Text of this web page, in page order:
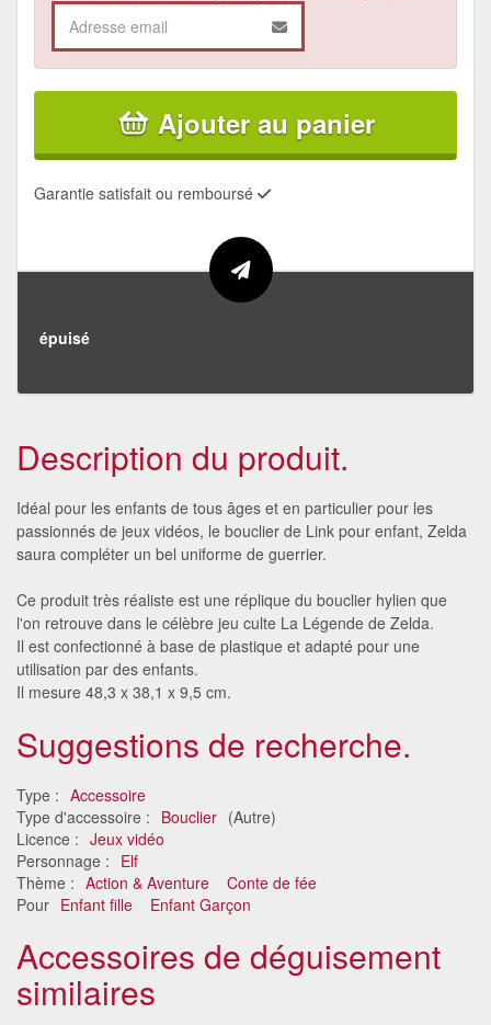
Ajouter au panier
Garantie satisfait ou remboursé
épuisé
Description du produit.
Idéal pour les enfants de tous âges et en particulier pour les
passionnés de jeux vidéos, le bouclier de Link pour enfant, Zelda
saura compléter un bel uniforme de guerrier.
Ce produit très réaliste est une réplique du bouclier hylien que
l'on retrouve dans le célèbre jeu culte La Légende de Zelda.
Il est confectionné à base de plastique et adapté pour une
utilisation par des enfants.
Il mesure 48,3 x 38,1 x 9,5 cm.
Suggestions de recherche.
Type : Accessoire
Type d'accessoire : Bouclier (Autre)
Licence : Jeux vidéo
Personnage : Elf
Thème : Action & Aventure
Conte de fée
Pour Enfant fille Enfant Garçon
Accessoires de déguisement
similaires